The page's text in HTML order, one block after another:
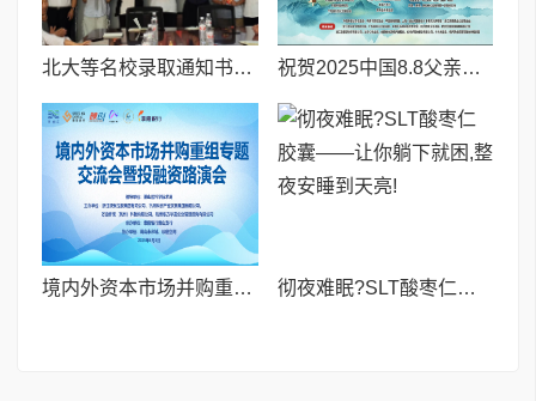
北大等名校录取通知书送达仪式在喀什市特区实验学校暖心举行 祝贺2025中国8.8父亲节“孝行天下家风传承”论坛暨祈福音乐会圆满成功
境内外资本市场并购重组专题交流会暨投融资路演会 深度解析驱动企业资本战略升级 彻夜难眠?SLT酸枣仁胶囊——让你躺下就困,整夜安睡到天亮!